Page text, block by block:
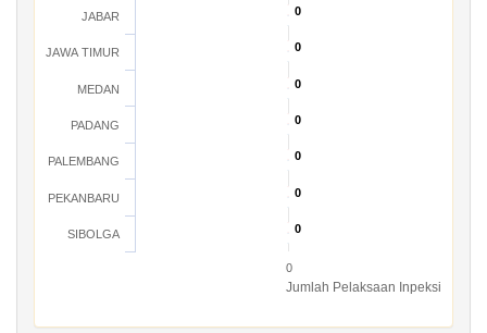
Jumlah Pelaksaan Inpeksi
0
0
0
0
0
0
0
0
0
0
0
0
0
0
JABAR
JAWA TIMUR
MEDAN
PADANG
PALEMBANG
PEKANBARU
SIBOLGA
0